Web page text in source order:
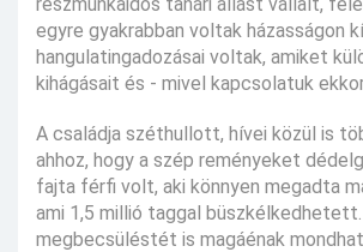
egyre gyakrabban voltak házasságon
hangulatingadozásai voltak, amiket
kihágásait és - mivel kapcsolatuk
A családja széthullott, hívei közül is
ahhoz, hogy a szép reményeket
fajta férfi volt, aki könnyen megadta
ami 1,5 millió taggal
megbecsüléstét is magáénak